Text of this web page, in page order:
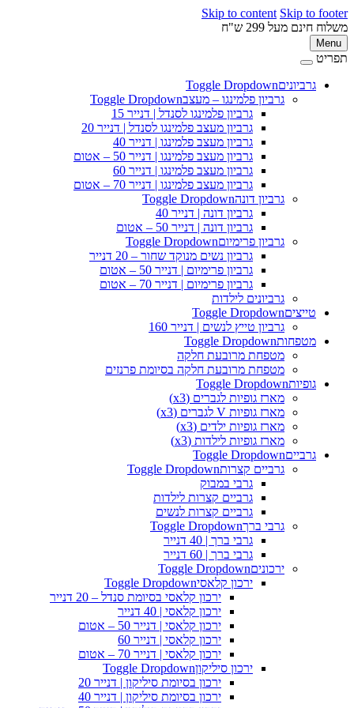
Skip to content Skip to
מעל 299 ש"ח
גרביוניםToggle Dropdown
גרביון פלמינגו – מעצבToggle Dropdown
גרביון פלמינגו לסנדל | דנייר 15
גרביון מעצב פלמינגו לסנדל | דנייר 20
גרביון מעצב פלמינגו | דנייר 40
גרביון מעצב פלמינגו | דנייר 50 – אטום
גרביון מעצב פלמינגו | דנייר 60
גרביון מעצב פלמינגו | דנייר 70 – אטום
גרביון דונהToggle Dropdown
גרביון דונה | דנייר 40
גרביון דונה | דנייר 50 – אטום
גרביון פרימיוםToggle Dropdown
גרביון נשים מנוקד שחור – 20 דנייר
גרביון פרימיום | דנייר 50 – אטום
גרביון פרימיום | דנייר 70 – אטום
גרביונים לילדות
טייצים Toggle Dropdown
גרביון טייץ לנשים | דנייר 160
מטפחותToggle Dropdown
מטפחת מרובעת חלקה
מטפחת מרובעת חלקה בסיומת פרנזים
גופיות
Toggle Dropdown
מארז גופיות לגברים (x3)
מארז גופיות V לגברים (x3)
מארז גופיות ילדים (x3)
מארז גופיות לילדות (x3)
גרביים Toggle Dropdown
גרביים קצרות Toggle Dropdown
גרבי במבוק
גרביים קצרות לילדות
גרביים קצרות לנשים
גרבי ברךToggle Dropdown
גרבי ברך | 40 דנייר
גרבי ברך | 60 דנייר
ירכוניםToggle Dropdown
ירכון קלאסי Toggle Dropdown
ירכון קלאסי בסיומת סנדל – 20 דנייר
ירכון קלאסי | 40 דנייר
ירכון קלאסי | דנייר 50 – אטום
ירכון קלאסי | דנייר 60
ירכון קלאסי | דנייר 70 – אטום
ירכון סיליקוןToggle Dropdown
ירכון בסיומת סיליקון | דנייר 20
ירכון בסיומת סיליקון | דנייר 40